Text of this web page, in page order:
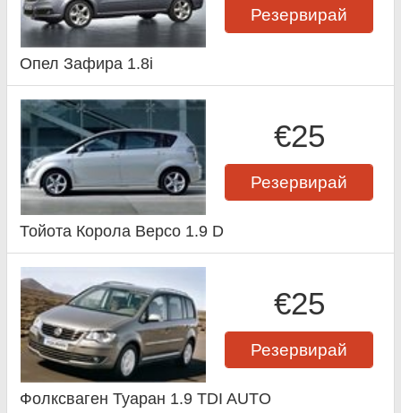
Резервирай
Опел Зафира 1.8i
€25
Резервирай
Тойота Корола Версо 1.9 D
€25
Резервирай
Фолксваген Туаран 1.9 TDI AUTO